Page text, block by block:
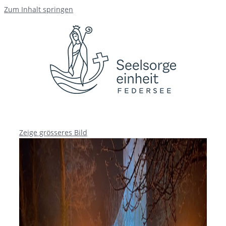
Zum Inhalt springen
Zeige grösseres Bild